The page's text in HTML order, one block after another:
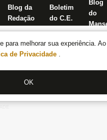
para melhorar sua experiência.
de Privacidade .
OK
Blog da
Redação
Boletim
do C.E.
Blog
do